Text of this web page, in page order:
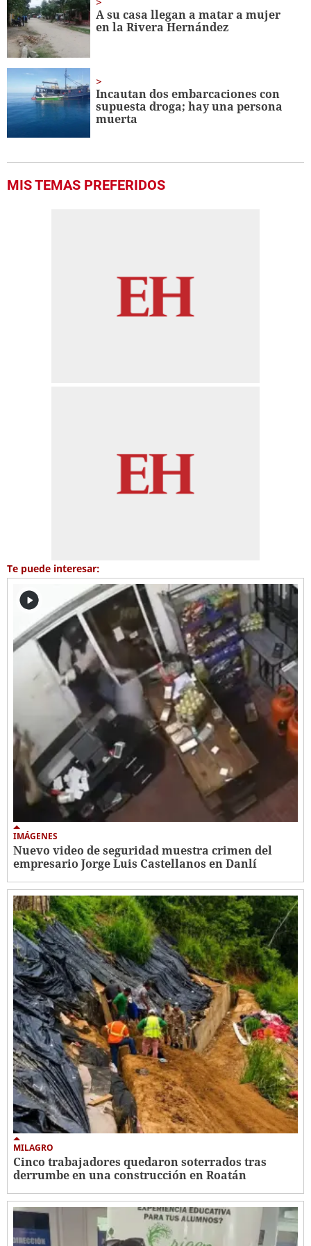
A su casa llegan a matar a mujer
en la Rivera Hernández
Incautan dos embarcaciones con
supuesta droga; hay una persona
muerta
MIS TEMAS PREFERIDOS
Te puede interesar:
IMÁGENES
Nuevo video de seguridad muestra crimen del
empresario Jorge Luis Castellanos en Danlí
MILAGRO
Cinco trabajadores quedaron soterrados tras
derrumbe en una construcción en Roatán